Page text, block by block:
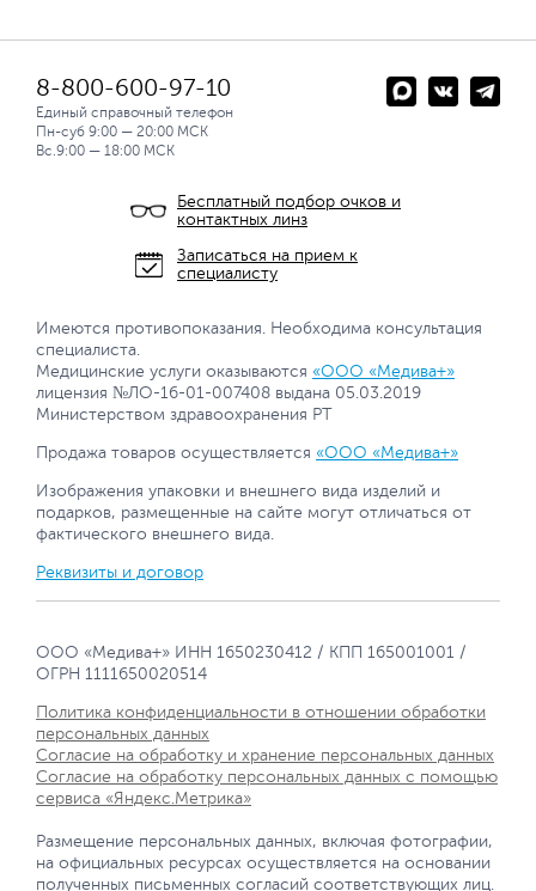
8-800-600-97-10
Единый справочный телефон
Пн-суб 9:00 — 20:00 МСК
Вс.9:00 — 18:00 МСК
Бесплатный подбор очков и
контактных линз
Записаться на прием к
специалисту
Имеются противопоказания. Необходима консультация
специалиста.
Медицинские услуги оказываются «ООО «Медива+»
лицензия №ЛО-16-01-007408 выдана 05.03.2019
Министерством здравоохранения РТ
Продажа товаров осуществляется «ООО «Медива+»
Изображения упаковки и внешнего вида изделий и
подарков, размещенные на сайте могут отличаться от
фактического внешнего вида.
Реквизиты и договор
ООО «Медива+» ИНН 1650230412 / КПП 165001001 /
ОГРН 1111650020514
Политика конфиденциальности в отношении обработки
персональных данных
Согласие на обработку и хранение персональных данных
Согласие на обработку персональных данных с помощью
сервиса «Яндекс.Метрика»
Размещение персональных данных, включая фотографии,
на официальных ресурсах осуществляется на основании
полученных письменных согласий соответствующих лиц.